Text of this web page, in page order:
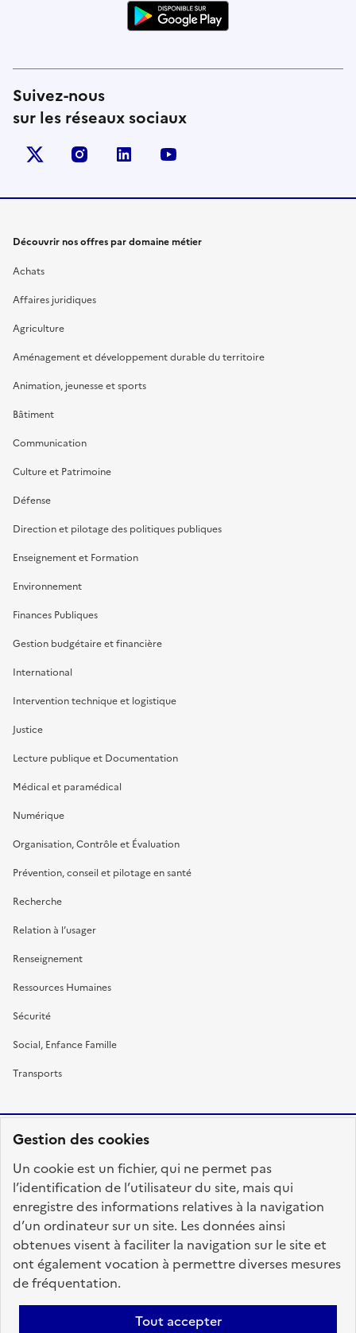
Gestion des cookies
Un cookie est un fichier, qui ne permet pas
l’identification de l’utilisateur du site, mais qui
enregistre des informations relatives à la navigation
d’un ordinateur sur un site. Les données ainsi
obtenues visent à faciliter la navigation sur le site et
ont également vocation à permettre diverses mesures
de fréquentation.
Tout accepter
Suivez-nous
sur les réseaux sociaux
X (anciennement Twitter)
instagramlinkedin
Découvrir nos offres par domaine métier
Achats
Affaires juridiques
Agriculture
Aménagement et développement durable du territoire
Animation, jeunesse et sports
Bâtiment
Communication
Culture et Patrimoine
Défense
Direction et pilotage des politiques publiques
Enseignement et Formation
Environnement
Finances Publiques
Gestion budgétaire et financière
International
Intervention technique et logistique
Justice
Lecture publique et Documentation
Médical et paramédical
Numérique
Organisation, Contrôle et Évaluation
Prévention, conseil et pilotage en santé
Recherche
Relation à l’usager
Renseignement
Ressources Humaines
Sécurité
Social, Enfance Famille
Transports
FRANÇAISE
fonction-publique.gouv.fr
legifrance.gouv.fr
gouvernement.fr